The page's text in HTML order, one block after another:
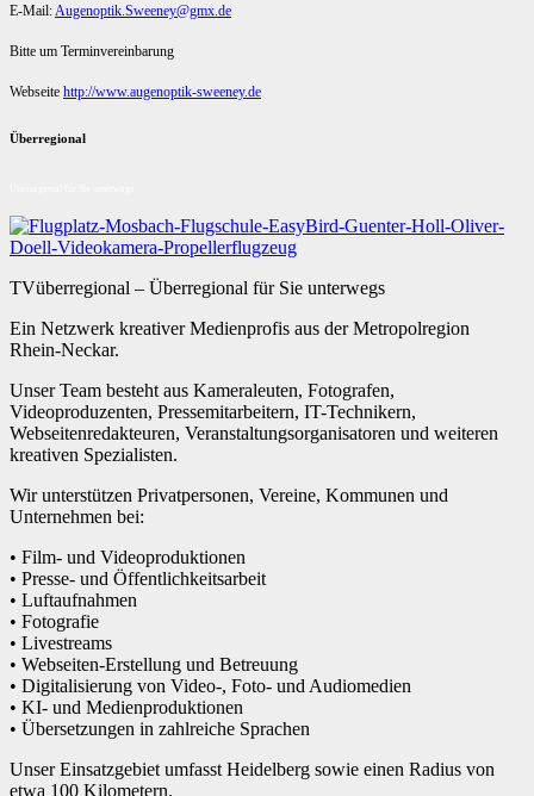
E-Mail:Augenoptik.Sweeney@gmx.de
Bitte um Terminvereinbarung
Webseite http://www.augenoptik-sweeney.de
Überregional
TVüberregional – Überregional für Sie unterwegs
Ein Netzwerk kreativer Medienprofis aus der Metropolregion
Rhein-Neckar.
Unser Team besteht aus Kameraleuten, Fotografen,
Videoproduzenten, Pressemitarbeitern, IT-Technikern,
Webseitenredakteuren, Veranstaltungsorganisatoren und weiteren
kreativen Spezialisten.
Wir unterstützen Privatpersonen, Vereine, Kommunen und
Unternehmen bei:
• Film- und Videoproduktionen
• Presse- und Öffentlichkeitsarbeit
• Luftaufnahmen
• Fotografie
• Livestreams
• Webseiten-Erstellung und Betreuung
• Digitalisierung von Video-, Foto- und Audiomedien
• KI- und Medienproduktionen
• Übersetzungen in zahlreiche Sprachen
Unser Einsatzgebiet umfasst Heidelberg sowie einen Radius von
etwa 100 Kilometern.